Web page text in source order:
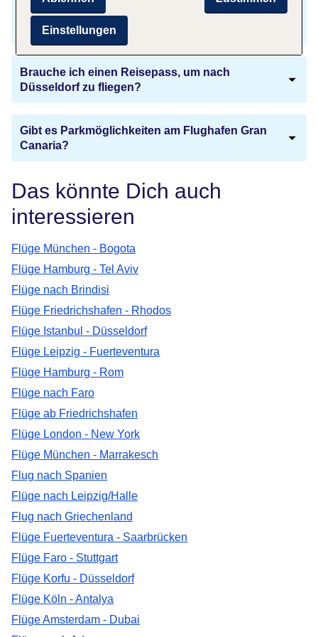
Gibt es einen Zeitunterschied zwischen Gran
Canaria und Düsseldorf?
Brauche ich einen Reisepass, um nach
Düsseldorf zu fliegen?
Gibt es Parkmöglichkeiten am Flughafen Gran
Canaria?
Das könnte Dich auch
interessieren
Flüge München - Bogota
Flüge Hamburg - Tel Aviv
Flüge nach Brindisi
Flüge Friedrichshafen - Rhodos
Flüge Istanbul - Düsseldorf
Flüge Leipzig - Fuerteventura
Flüge Hamburg - Rom
Flüge nach Faro
Flüge ab Friedrichshafen
Flüge London - New York
Flüge München - Marrakesch
Flug nach Spanien
Flüge nach Leipzig/Halle
Flug nach Griechenland
Flüge Fuerteventura - Saarbrücken
Flüge Faro - Stuttgart
Flüge Korfu - Düsseldorf
Flüge Köln - Antalya
Flüge Amsterdam - Dubai
Einstellungen